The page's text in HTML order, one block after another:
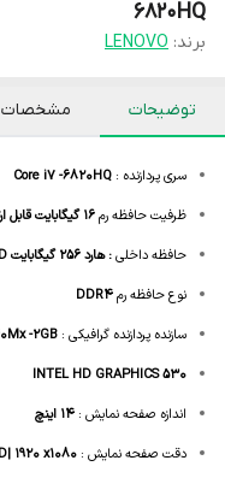
6820HQ
برند: LENOVO
توضیحات مشخصات
سری پردازنده : Core i7 -6820HQ
ظرفیت حافظه رم16 گیگابایت قابل ارتقا تا 32 گیگابایت
حافظه داخلی:هارد 256 گیگابایت SSD
نوع حافظه رمDDR4
سازنده پردازنده گرافیکی : -2GB
INTEL HD GRAPHICS 530
اندازه صفحه نمایش : 14 اینچ
دقت صفحه نمایش : 1920 x1080